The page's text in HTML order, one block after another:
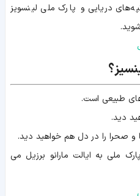
دریایی و پارک ملی لینسویز
طبیعی است.
دید.
و صحرا را در دل هم خواهید دید.
ملی به ایالت مارانو برزیل می